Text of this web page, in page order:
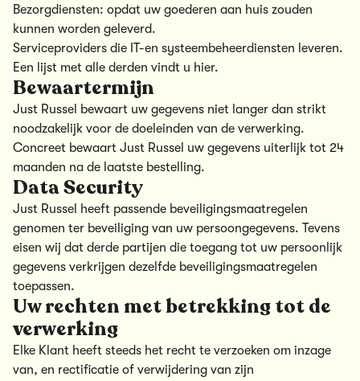
Bezorgdiensten: opdat uw goederen aan huis zouden
kunnen worden geleverd.
Serviceproviders die IT-en systeembeheerdiensten leveren.
Een lijst met alle derden vindt u hier.
Bewaartermijn
Just Russel bewaart uw gegevens niet langer dan strikt
noodzakelijk voor de doeleinden van de verwerking.
Concreet bewaart Just Russel uw gegevens uiterlijk tot 24
maanden na de laatste bestelling.
Data Security
Just Russel heeft passende beveiligingsmaatregelen
genomen ter beveiliging van uw persoongegevens. Tevens
eisen wij dat derde partijen die toegang tot uw persoonlijk
gegevens verkrijgen dezelfde beveiligingsmaatregelen
toepassen.
Uw rechten met betrekking tot de
verwerking
Elke Klant heeft steeds het recht te verzoeken om inzage
van, en rectificatie of verwijdering van zijn